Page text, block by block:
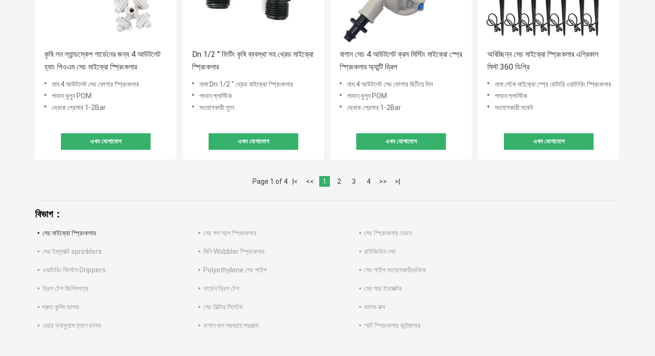
কৃষি লন ল্যান্ডস্কেপ গার্ডেনের জন্য 4 আউটলেট
হ্যাং পিওএম সেচ মাইক্রো স্প্রিংকলার
নাম:4 আউটলেট সেচ ফোগার স্প্রিংকলার
পাদান:খুলুন POM
ভ্রোক প্রেসার:1-2Bar
এখন যোগাযোগ
Dn 1/2 '' ফিটিং কৃষি ব্যবস্থা সহ থ্রেড মাইক্রো
স্প্রিংকলার
নামা:Dn 1/2 '' থ্রেড মাইক্রো স্প্রিংকলার
পাদান:প্লাস্টিক
সংযোগকারী:সুতা
এখন যোগাযোগ
বাগান সেচ 4 আউটলেট ক্রস মিস্টিং মাইক্রো স্প্রে
স্প্রিংকলার অ্যান্টি ড্রিপ
নাম:4 আউটলেট সেচ ফোগার ছিটিয়ে দিন
পাদান:খুলুন POM
ভ্রোক প্রেসার:1-2Bar
এখন যোগাযোগ
অবিচ্ছিন্ন সেচ মাইক্রো স্প্রিংকলার এগ্রিকাল
মিস্ট 360 ডিগ্রি
নামা:স্টেক মাইক্রো স্প্রে রোটারি ওয়াটারিং স্প্রিংকলার
পাদান:প্লাস্টিক
সংযোগকারী:সকেট
এখন যোগাযোগ
Page 1 of 4 |< << 1 2 3 4 >> >|
বিভাগ：
সেচ মাইক্রো স্প্রিংকলার সেচ পপ আপ স্প্রিংকলার সেচ স্প্রিংকলার হেডস
সেচ ইমপ্র্যাক্ট sprinklers মিনি Wobbler স্প্রিংকলার রাইজিংউন সেচ
ওয়াটারিং সিস্টেম Drippers Polyethylene সেচ পাইপ সেচ পাইপ সংযোগকারীগুলিকে
ড্রিপ টেপ জিনিসপত্র গার্ডেন ড্রিপ টেপ সেচ সার ইনজেক্টর
দ্রুত কুলিং ভালভ সেচ ফিল্টার সিস্টেম ভালভ বক্স
এয়ার ভ্যাকুয়াম ত্রাণ ভালভ বাগান জল সরবরাহ সরঞ্জাম স্মার্ট স্প্রিংকলার কন্ট্রোলার